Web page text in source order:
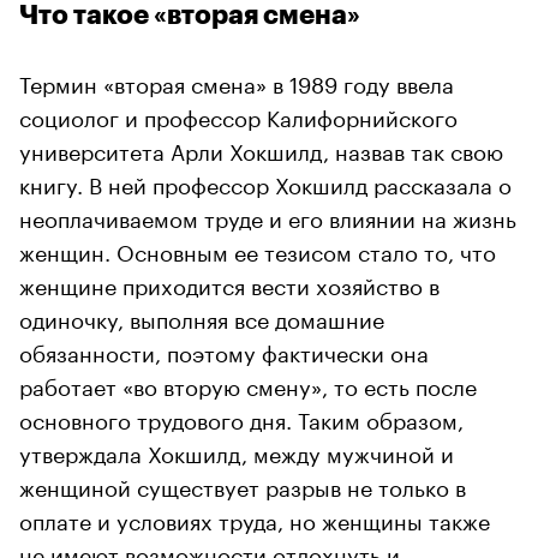
Что такое «вторая смена»
Термин «вторая смена» в 1989 году ввела
социолог и профессор Калифорнийского
университета Арли Хокшилд, назвав так свою
книгу. В ней профессор Хокшилд рассказала о
неоплачиваемом труде и его влиянии на жизнь
женщин. Основным ее тезисом стало то, что
женщине приходится вести хозяйство в
одиночку, выполняя все домашние
обязанности, поэтому фактически она
работает «во вторую смену», то есть после
основного трудового дня. Таким образом,
утверждала Хокшилд, между мужчиной и
женщиной существует разрыв не только в
оплате и условиях труда, но женщины также